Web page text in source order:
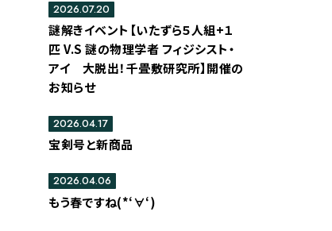
謎解きイベント【いたずら５人組+１
匹 V.S 謎の物理学者 フィジシスト・
アイ 大脱出！千畳敷研究所】開催の
お知らせ
2026.07.20
宝剣号と新商品
2026.04.17
もう春ですね(*‘∀‘)
2026.04.06